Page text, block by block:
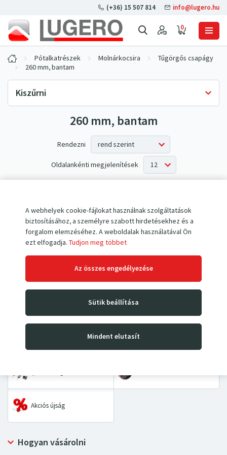
A webhelyek cookie-fájlokat használnak szolgáltatások
biztosításához, a személyre szabott hirdetésekhez és a
forgalom elemzéséhez. A weboldalak használatával Ön
ezt elfogadja. Tudjon meg többet
Az összes engedélyezése
Sütik beállítása
Mindent elutasít
0
(+36) 15 507 814 info@lugero.hu
Pótalkatrészek Molnárkocsira
Tűgörgős csapágy
260 mm, bantam
Kiszűrni
Készlet rendelkezésre állása260 mm, bantam
Rendezni
Oldalankénti megjelenítések
Kézi villás raklapemelők Magasemelő targoncák
Emelőasztalok és
Asztalkocsik és kétkerekes Kéziláncos emelők
Akciós újság
Hogyan vásárolni